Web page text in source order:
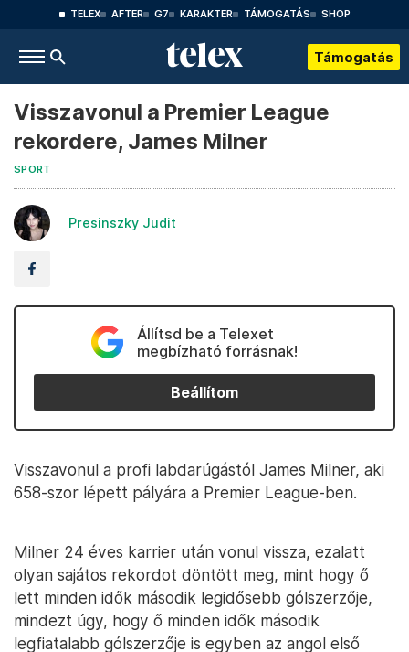
TELEX AFTER G7 KARAKTER TÁMOGATÁS SHOP
Támogatás
Visszavonul a Premier League
rekordere, James Milner
SPORT
Presinszky Judit
Állítsd be a Telexet
megbízható forrásnak!
Beállítom
Visszavonul a profi labdarúgástól James Milner, aki
658-szor lépett pályára a Premier League-ben.
Milner 24 éves karrier után vonul vissza, ezalatt
olyan sajátos rekordot döntött meg, mint hogy ő
lett minden idők második legidősebb gólszerzője,
mindezt úgy, hogy ő minden idők második
legfiatalabb gólszerzője is egyben az angol első